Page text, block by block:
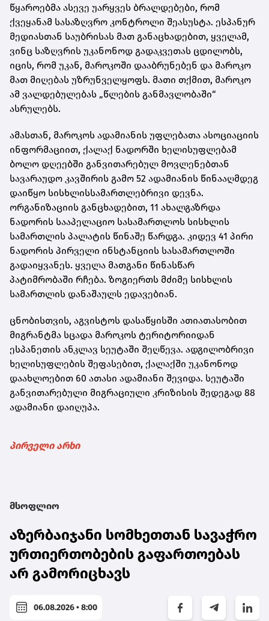
წყაროებმა ასევე უარყვეს ბრალდებები, რომ
ქვეყანამ სასაზღვრო კონტროლი შეასუსტა. ესპანურ
მედიასთან საუბრისას მათ განაცხადებით, ყველამ,
ვინც საზღვრის უკანონოდ გადაკვეთას ცდილობს,
იცის, რომ უკან, მაროკოში დააბრუნებენ და მაროკო
მათ მიღებას უზრუნველყოფს. მათი თქმით, მაროკო
ამ ვალდებულებას „წლების განმავლობაში“
ასრულებს.
ამასთან, მაროკოს ადამიანის უფლებათა ასოციაციის
ინფორმაციით, ქალაქ ნადორში ხელისუფლებამ
ბოლო დღეებში განვითარებულ მოვლენებთან
სავარაუდო კავშირის გამო 52 ადამიანის წინააღმდეგ
დაიწყო სისხლისსამართლებრივი დევნა.
ორგანიზაციის განცხადებით, 11 ახალგაზრდა
ნადორის სააპელაციო სასამართლოს სისხლის
სამართლის პალატის წინაშე წარდგა. კიდევ 41 პირი
ნადორის პირველი ინსტანციის სასამართლოში
გადაიყვანეს. ყველა მათგანი წინასწარ
პატიმრობაში რჩება. ზოგიერთს მძიმე სისხლის
სამართლის დანაშაულს ედავებიან.
ცნობისთვის, აგვისტოს დასაწყისში ათიათასობით
მიგრანტმა სცადა მაროკოს ტერიტორიიდან
ესპანეთის ანკლავ სეუტაში შეღწევა. ადგილობრივი
ხელისუფლების შეფასებით, ქალაქში უკანონოდ
დაახლოებით 60 ათასი ადამიანი შევიდა. სეუტაში
განვითარებული მიგრაციული კრიზისის შედეგად 88
ადამიანი დაიღუპა.
პირველი არხი
მსოფლიო
აზერბაიჯანი სომხეთთან სავაჭრო
ურთიერთობების გაფართოებას
არ გამორიცხავს
06.08.2026 • 8:00